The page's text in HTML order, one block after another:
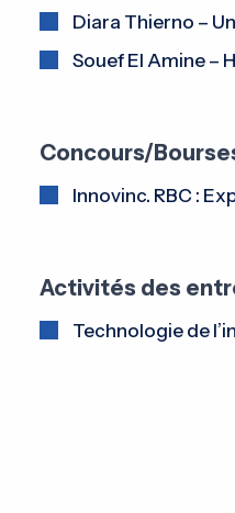
Diara Thierno –
Souef El Amine –
Concours/
Innovinc. RBC :
Activités des
Technologie de